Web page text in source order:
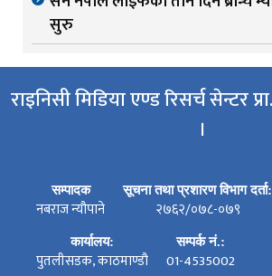
सुरु
राइनिसी मिडिया एण्ड रिसर्च सेन्टर
।
सम्पादक
नबराज न्यौपाने
सूचना तथा प्रशारण विभाग दर्ता:
२७६२/०७८-०७९
कार्यालय:
पुतलीसडक, काठमाण्डौ
सम्पर्क नं.:
01-4535002